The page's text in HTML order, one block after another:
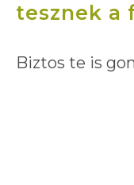
tesznek a
Biztos te is